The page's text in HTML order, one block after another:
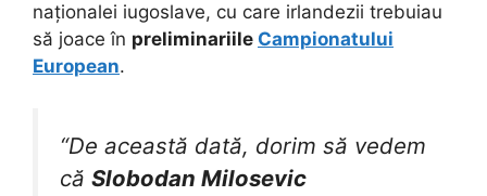
naționalei iugoslave, cu care irlandezii trebuiau
să joace în preliminariile Campionatului
European.
“De această dată, dorim să vedem
că Slobodan Milosevic